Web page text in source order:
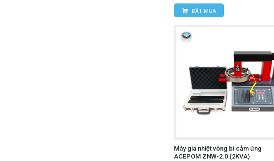
ĐẶT MUA
Máy gia nhiệt vòng bi cảm ứng
ACEPOM ZNW-2.0 (2KVA)